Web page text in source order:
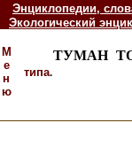
Энциклопедии,
Экологический
М
е
н
ю
ТУМАН
типа.